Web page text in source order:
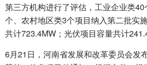
第三方机构进行了评估，工业企业类
个、农村地区类3个项目纳入第二批实
共计723.4MW；光伏项目容量共计
6月21日，河南省发展和改革委员会发